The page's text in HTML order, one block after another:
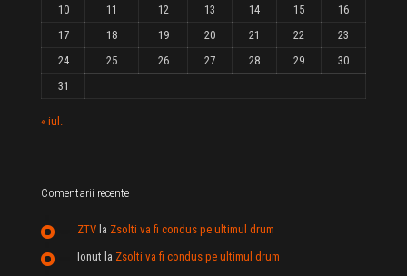
10
11 12 13 14 15
16
17
18 19 20 21 22
23
24
25 26 27 28 29
30
31
« iul.
Comentarii recente
ZTV la Zsolti va fi condus pe ultimul drum
Ionut la Zsolti va fi condus pe ultimul drum